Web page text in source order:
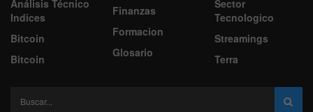
Análisis Técnico
Indices
Bitcoin
Bitcoin
Finanzas
Formacion
Glosario
Sector
Tecnologico
Streamings
Terra